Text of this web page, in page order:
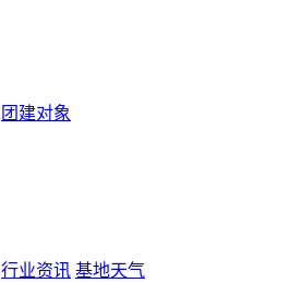
团建对象
行业资讯 基地天气